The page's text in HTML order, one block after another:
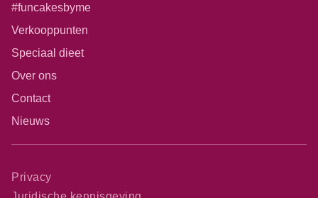
#funcakesbyme
Verkooppunten
Speciaal dieet
Over ons
Contact
Nieuws
Privacy